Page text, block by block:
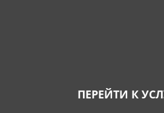
ПЕРЕЙТИ К